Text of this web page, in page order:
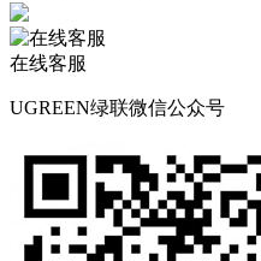
在线客服
UGREEN绿联微信公众号